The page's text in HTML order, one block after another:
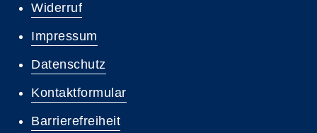
Widerruf
Impressum
Datenschutz
Kontaktformular
Barrierefreiheit